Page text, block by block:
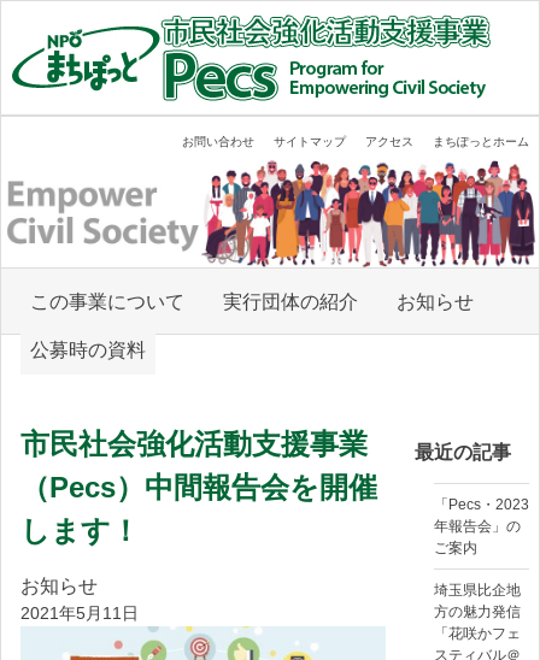
ス
キ
す
まちぽっと市民社会強化活動支援事業
お問い合わせ サイトマップ アクセス まちぽっとホーム
この事業について 実行団体の紹介 お知らせ
公募時の資料
市民社会強化活動支援事業
（Pecs）中間報告会を開催
します！
お知らせ
2021年5月11日
最近の記事
「Pecs・2023
年報告会」の
ご案内
埼玉県比企地
方の魅力発信
「花咲かフェ
スティバル＠